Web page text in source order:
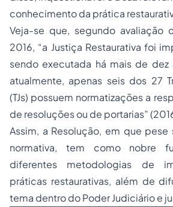
conhecimento da prática
Veja-se que, segundo avaliação
2016, “a Justiça Restaurativa foi
sendo executada há mais de dez
atualmente, apenas seis dos 27
(TJs) possuem normatizações a
de resoluções ou de portarias”
Assim, a Resolução, em que
normativa, tem como nobre
diferentes metodologias de
práticas restaurativas, além de
tema dentro do Poder Judiciário e